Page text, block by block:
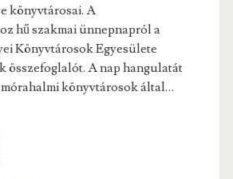
könyvtárosai. A
hű szakmai ünnepnapról a
Könyvtárosok Egyesülete
összefoglalót. A nap hangulatát
könyvtárosok által…